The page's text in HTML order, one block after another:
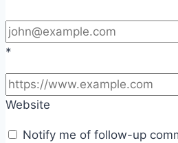
*
Website
Notify me of follow-up